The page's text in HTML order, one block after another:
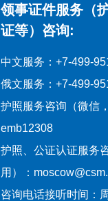
领事证件服务（
证等）咨询:
中文服务：+7-499-
俄文服务：+7-499-
护照服务咨询（微信
emb12308
护照、公证认证服务
用）：
咨询电话接听时间：